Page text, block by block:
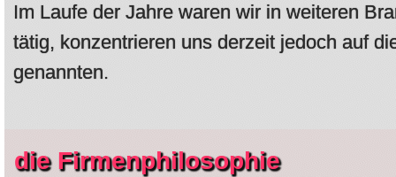
Im Laufe der Jahre waren wir in weiteren
tätig, konzentrieren uns derzeit jedoch auf
genannten.
die Firmenphilosophie